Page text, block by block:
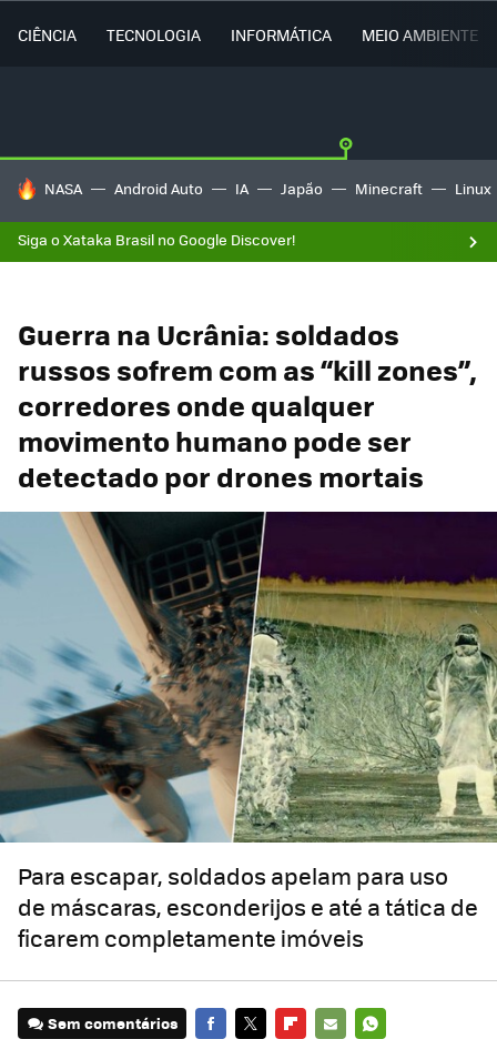
CIÊNCIA TECNOLOGIA INFORMÁTICA MEIO AMBIENTE
TENDÊNCIAS DO DIA
NASA Android Auto IA Japão Minecraft Linux
Siga o Xataka Brasil no Google Discover!
Guerra na Ucrânia: soldados
russos sofrem com as “kill zones”,
corredores onde qualquer
movimento humano pode ser
detectado por drones mortais
Para escapar, soldados apelam para uso
de máscaras, esconderijos e até a tática de
ficarem completamente imóveis
Sem comentários